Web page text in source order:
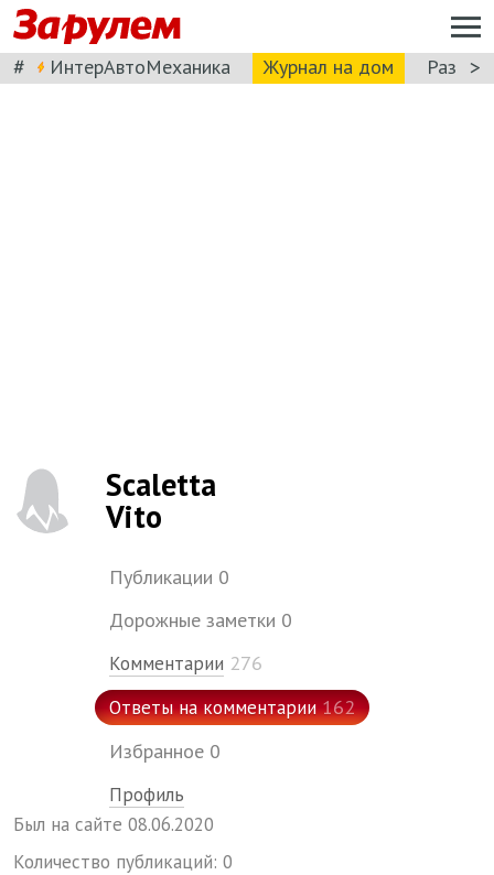
# ИнтерАвтоМеханика Журнал на дом >
Scaletta
Vito
Публикации 0
Дорожные заметки 0
Комментарии 276
Ответы на комментарии 162
Избранное 0
Профиль
Был на сайте 08.06.2020
Количество публикаций: 0